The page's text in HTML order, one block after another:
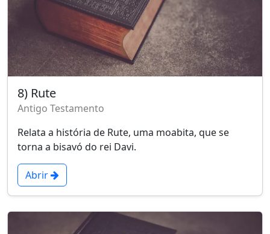
8) Rute
Antigo Testamento
Relata a história de Rute, uma moabita, que se
torna a bisavó do rei Davi.
Abrir